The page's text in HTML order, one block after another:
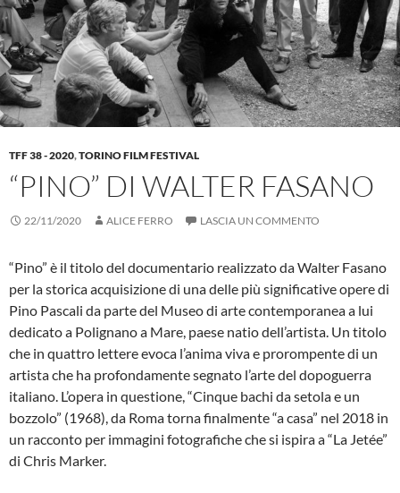
TFF 38 - 2020,TORINO FILM FESTIVAL
“PINO” DI WALTER FASANO
22/11/2020 ALICE FERRO LASCIA UN COMMENTO
“Pino” è il titolo del documentario realizzato da Walter Fasano
per la storica acquisizione di una delle più significative opere di
Pino Pascali da parte del Museo di arte contemporanea a lui
dedicato a Polignano a Mare, paese natio dell’artista. Un titolo
che in quattro lettere evoca l’anima viva e prorompente di un
artista che ha profondamente segnato l’arte del dopoguerra
italiano. L’opera in questione, “Cinque bachi da setola e un
bozzolo” (1968), da Roma torna finalmente “a casa” nel 2018 in
un racconto per immagini fotografiche che si ispira a “La Jetée”
di Chris Marker.